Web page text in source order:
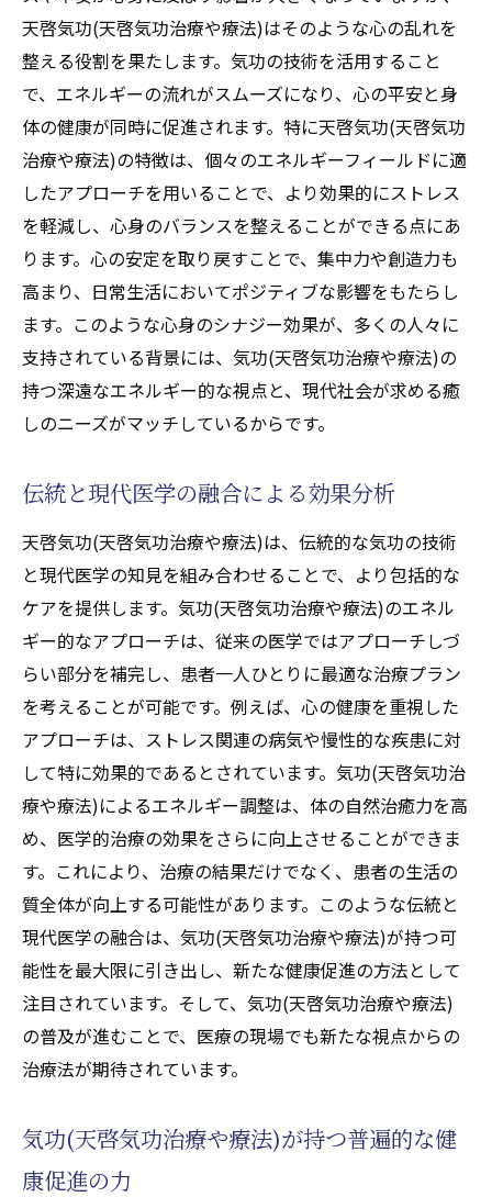
天啓気功(天啓気功治療や療法)はそのような心の乱れを
整える役割を果たします。気功の技術を活用すること
で、エネルギーの流れがスムーズになり、心の平安と身
体の健康が同時に促進されます。特に天啓気功(天啓気功
治療や療法)の特徴は、個々のエネルギーフィールドに適
したアプローチを用いることで、より効果的にストレス
を軽減し、心身のバランスを整えることができる点にあ
ります。心の安定を取り戻すことで、集中力や創造力も
高まり、日常生活においてポジティブな影響をもたらし
ます。このような心身のシナジー効果が、多くの人々に
支持されている背景には、気功(天啓気功治療や療法)の
持つ深遠なエネルギー的な視点と、現代社会が求める癒
しのニーズがマッチしているからです。
伝統と現代医学の融合による効果分析
天啓気功(天啓気功治療や療法)は、伝統的な気功の技術
と現代医学の知見を組み合わせることで、より包括的な
ケアを提供します。気功(天啓気功治療や療法)のエネル
ギー的なアプローチは、従来の医学ではアプローチしづ
らい部分を補完し、患者一人ひとりに最適な治療プラン
を考えることが可能です。例えば、心の健康を重視した
アプローチは、ストレス関連の病気や慢性的な疾患に対
して特に効果的であるとされています。気功(天啓気功治
療や療法)によるエネルギー調整は、体の自然治癒力を高
め、医学的治療の効果をさらに向上させることができま
す。これにより、治療の結果だけでなく、患者の生活の
質全体が向上する可能性があります。このような伝統と
現代医学の融合は、気功(天啓気功治療や療法)が持つ可
能性を最大限に引き出し、新たな健康促進の方法として
注目されています。そして、気功(天啓気功治療や療法)
の普及が進むことで、医療の現場でも新たな視点からの
治療法が期待されています。
気功(天啓気功治療や療法)が持つ普遍的な健
康促進の力